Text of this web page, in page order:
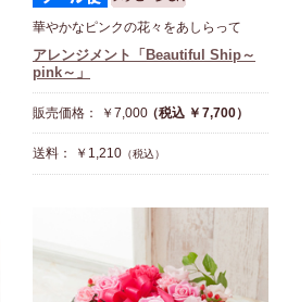
華やかなピンクの花々をあしらって
アレンジメント「Beautiful Ship～
pink～」
販売価格： ￥7,000（税込 ￥7,700）
送料： ￥1,210 （税込）